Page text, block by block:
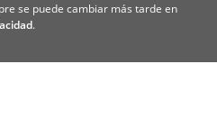
se puede cambiar más tarde en
.